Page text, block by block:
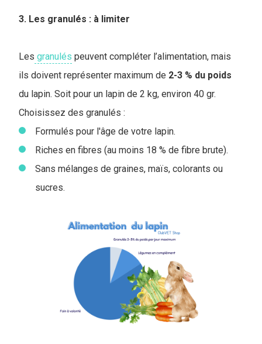
3. Les granulés : à limiter
Les granulés peuvent compléter l’alimentation, mais
ils doivent représenter maximum de 2-3 % du poids
du lapin. Soit pour un lapin de 2 kg, environ 40 gr.
Choisissez des granulés :
Formulés pour l'âge de votre lapin.
Riches en fibres (au moins 18 % de fibre brute).
Sans mélanges de graines, maïs, colorants ou
sucres.